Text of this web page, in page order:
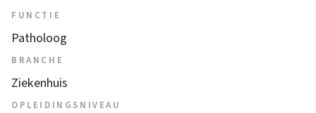
FUNCTIE
Patholoog
BRANCHE
Ziekenhuis
OPLEIDINGSNIVEAU